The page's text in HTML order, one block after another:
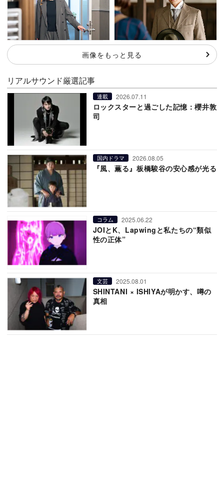
画像をもっと見る
リアルサウンド厳選記事
連載 2026.07.11
ロックスターと過ごした記憶：櫻井敦
司
国内ドラマ 2026.08.05
『風、薫る』板橋駿谷の安心感が光る
コラム 2025.06.22
JOIとK、Lapwingと私たちの“類似
性の正体”
文芸 2025.08.01
SHINTANI × ISHIYAが明かす、噂の
真相